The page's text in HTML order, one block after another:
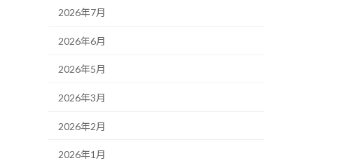
2026年7月
2026年6月
2026年5月
2026年3月
2026年2月
2026年1月